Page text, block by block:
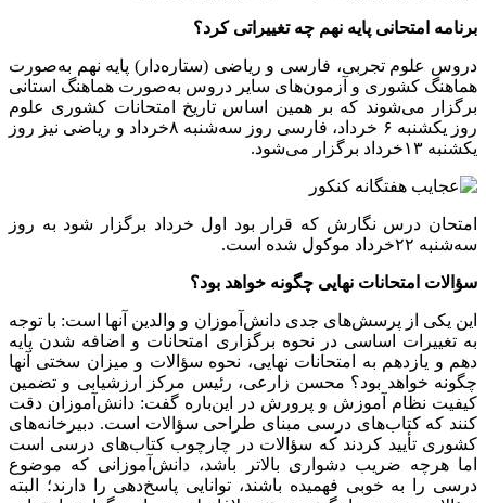
برنامه امتحانی پایه نهم چه تغییراتی کرد؟
دروس علوم تجربی، فارسی و ریاضی (ستاره‌دار) پایه نهم به‌صورت
هماهنگ کشوری و آزمون‌های سایر دروس به‌صورت هماهنگ استانی
برگزار می‌شوند که بر همین اساس تاریخ امتحانات کشوری علوم
روز یکشنبه ۶ خرداد، فارسی روز سه‌شنبه ۸خرداد و ریاضی نیز روز
یکشنبه ۱۳خرداد برگزار می‌شود.
امتحان درس نگارش که قرار بود اول خرداد برگزار شود به روز
سه‌شنبه ۲۲خرداد موکول شده است.
سؤالات امتحانات نهایی چگونه خواهد بود؟
این یکی از پرسش‌های جدی دانش‌آموزان و والدین آنها است: با توجه
به تغییرات اساسی در نحوه برگزاری امتحانات و اضافه شدن پایه
دهم و یازدهم به امتحانات نهایی، نحوه سؤالات و میزان سختی آنها
چگونه خواهد بود؟ محسن زارعی، رئیس مرکز ارزشیابی و تضمین
کیفیت نظام آموزش و پرورش در این‌باره گفت: دانش‌آموزان دقت
کنند که کتاب‌های درسی مبنای طراحی سؤالات است. دبیرخانه‌های
کشوری تأیید کردند که سؤالات در چارچوب کتاب‌های درسی است
اما هرچه ضریب دشواری بالاتر باشد، دانش‌آموزانی که موضوع
درسی را به خوبی فهمیده باشند، توانایی پاسخ‌دهی را دارند؛ البته